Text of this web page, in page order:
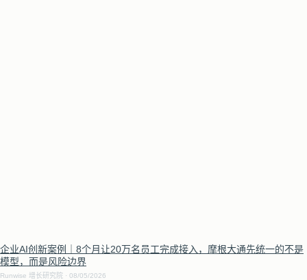
企业AI创新案例｜8个月让20万名员工完成接入，摩根大通先统一的不是
模型，而是风险边界
Runwise 增长研究院 08/05/2026